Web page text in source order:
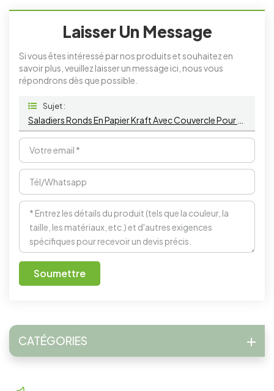
Laisser Un Message
Si vous êtes intéressé par nos produits et souhaitez en
savoir plus, veuillez laisser un message ici, nous vous
répondrons dès que possible.
Sujet :
Soumettre
CATÉGORIES